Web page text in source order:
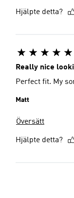
Hjälpte detta?
Really nice
Perfect fit. My
Matt
Översätt
Hjälpte detta?